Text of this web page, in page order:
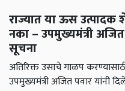
राज्यात या ऊस
नका – उपमुख्यमंत्री अजित
सूचना
अतिरिक्त उसाचे गाळप
उपमुख्यमंत्री अजित पवार यांनी